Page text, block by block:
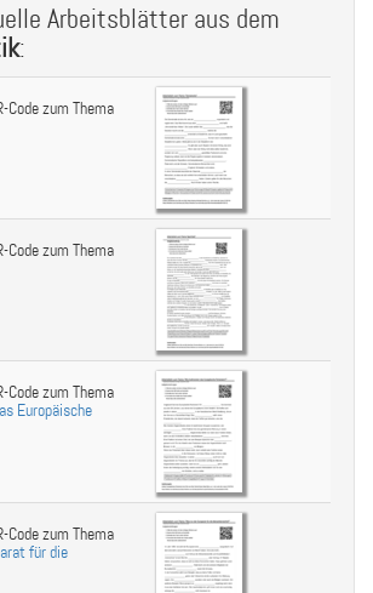
Arbeitsblätter aus dem
:
zum Thema
zum Thema
zum Thema
Europäische
zum Thema
für die